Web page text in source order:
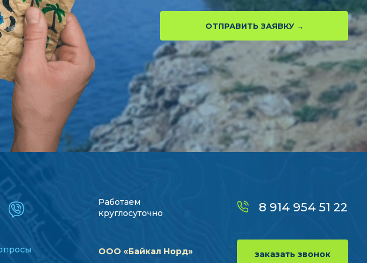
ОТПРАВИТЬ ЗАЯВКУ
Работаем
круглосуточно
ООО «Байкал Норд»
8 914 954 51 22
заказать звонок